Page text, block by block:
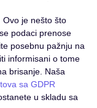
Ovo je nešto što
podaci prenose
posebnu pažnju na
informisani o tome
brisanje. Naša
sa GDPR
u skladu sa